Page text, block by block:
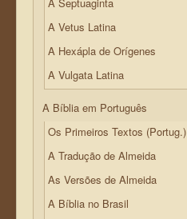
A Septuaginta
A Vetus Latina
A Hexápla de Orígenes
A Vulgata Latina
A Bíblia em Português
Os Primeiros Textos (Portug.)
A Tradução de Almeida
As Versões de Almeida
A Bíblia no Brasil